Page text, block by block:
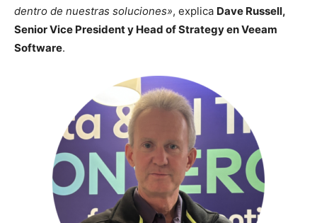
dentro de nuestras soluciones», explica Dave Russell,
Senior Vice President y Head of Strategy en Veeam
Software.